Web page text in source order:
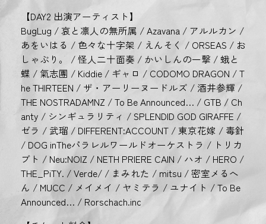
【DAY2 出演アーティスト】
BugLug / 哀と凛人の無所属 / Azavana / アルルカン /
あをいはる / 色々な十字架 / えんそく / ORSEAS / お
しゃぶり。 / 怪人二十面奏 / かいしんの一撃 / 蛾と
蝶 / 氣志團 / Kiddie / ギャロ / CODOMO DRAGON / T
he THIRTEEN / ザ・アーリーヌードルズ / 酒井参輝 /
THE NOSTRADAMNZ / To Be Announced… / GTB / Ch
anty / シンギュラリティ / SPLENDID GOD GIRAFFE /
ゼラ / 武瑠 / DIFFERENT:ACCOUNT / 東京花嫁 / 毒針
/ DOG inTheパラレルワールドオーケストラ / トリカ
ブト / Neu:NOIZ / NETH PRIERE CAIN / ハオ / HERO /
THE_PiTY. / Verde/ / まみれた / mitsu / 密室メるへ
ん / MUCC / メイメイ / ヤミテラ / ユナイト / To Be
Announced… / Rorschach.inc